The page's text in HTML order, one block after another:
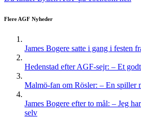
Flere AGF Nyheder
James Bogere satte i gang i festen
Hedenstad efter AGF-sejr: – Et
Malmö-fan om Rösler: – En spiller
James Bogere efter to mål: – Jeg
selv